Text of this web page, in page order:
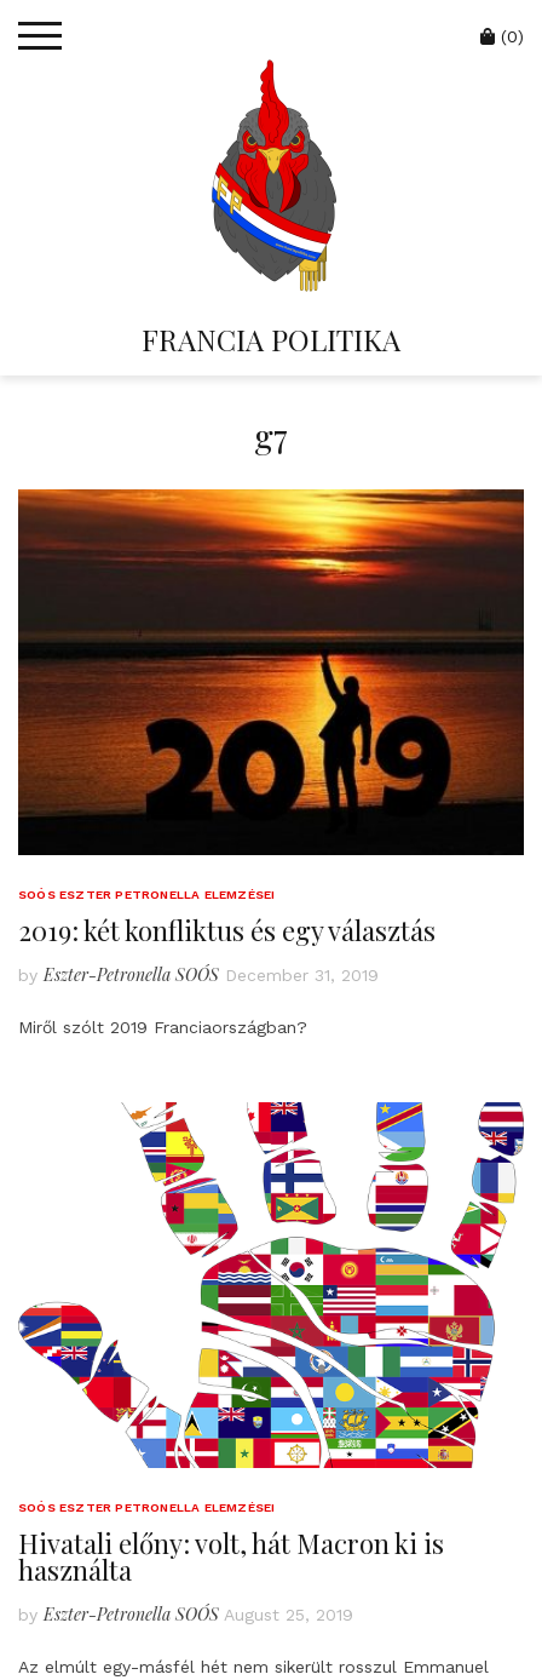
FRANCIA POLITIKA
Cart
(0)
g7
SOÓS ESZTER PETRONELLA ELEMZÉSEI
2019: két konfliktus és egy választás
by Eszter-Petronella SOÓS December 31, 2019
Miről szólt 2019 Franciaországban?
SOÓS ESZTER PETRONELLA ELEMZÉSEI
Hivatali előny: volt, hát Macron ki is
használta
by Eszter-Petronella SOÓS August 25, 2019
Az elmúlt egy-másfél hét nem sikerült rosszul Emmanuel